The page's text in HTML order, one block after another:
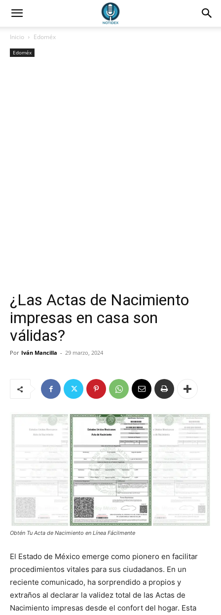
Inicio Edoméx
Edoméx
¿Las Actas de Nacimiento
impresas en casa son
válidas?
Por Iván Mancilla - 29 marzo, 2024
Obtén Tu Acta de Nacimiento en Línea Fácilmente
El Estado de México emerge como pionero en facilitar
procedimientos vitales para sus ciudadanos. En un
reciente comunicado, ha sorprendido a propios y
extraños al declarar la validez total de las Actas de
Nacimiento impresas desde el confort del hogar. Esta